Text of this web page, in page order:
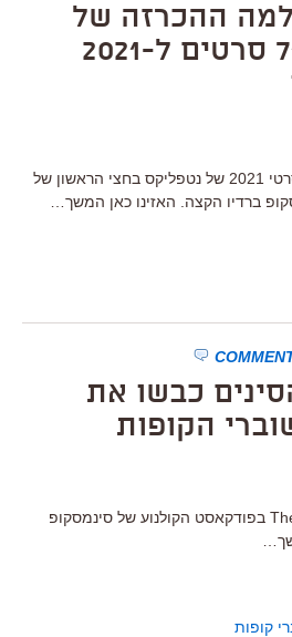
ההכרזה של
נטפליקס על 71 סרטים ל-2021
דיברתי על "שטח קרב" ועל סרטי 2021 של נטפליקס בחצי הראשון של
ברדיו הקצה. האזינו כאן המשך…
2020: הסינים כבשו את
הקופות
דיברתי על The Eight Hundred בפודקאסט הקולנוע של סינמסקופ
קופות